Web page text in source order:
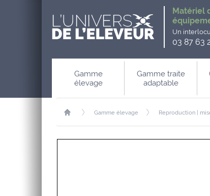
Matériel
Un
03 87 63
Gamme
élevage
Gamme traite
adaptable
Gamme élevage Reproduction |